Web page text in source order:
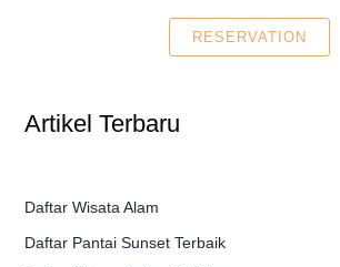
RESERVATION
Artikel Terbaru
Daftar Wisata Alam
Daftar Pantai Sunset Terbaik